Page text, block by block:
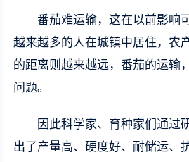
番茄难运输，这在以前影响
越来越多的人在城镇中居住，农
的距离则越来越远，番茄的运输
问题。
因此科学家、育种家们通过
出了产量高、硬度好、耐储运、